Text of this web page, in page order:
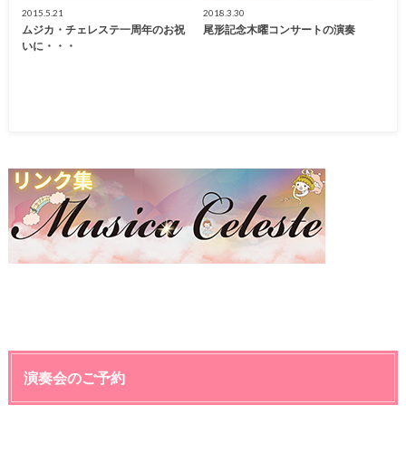
2015.5.21
ムジカ・チェレステ一周年のお祝
いに・・・
2018.3.30
尾形記念木曜コンサートの演奏
演奏会のご予約